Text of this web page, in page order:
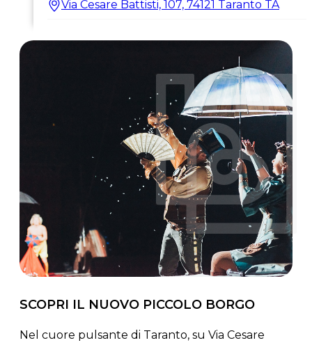
Via Cesare Battisti, 107, 74121 Taranto TA
SCOPRI IL NUOVO PICCOLO BORGO
Nel cuore pulsante di Taranto, su Via Cesare